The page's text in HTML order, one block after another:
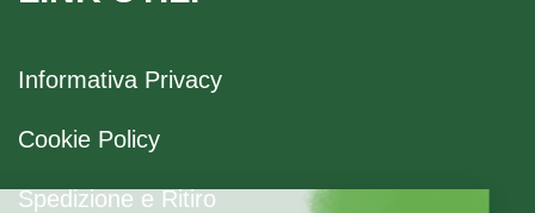
Informativa Privacy
Cookie Policy
Spedizione e Ritiro